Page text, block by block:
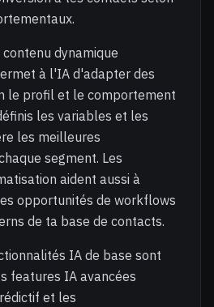
dynamique
à l'IA d'adapter des
le profil et le comportement
les variables et les
les meilleures
segment. Les
aident aussi à
opportunités de workflows
de ta base de contacts.
IA de base sont
features IA avancées
et les